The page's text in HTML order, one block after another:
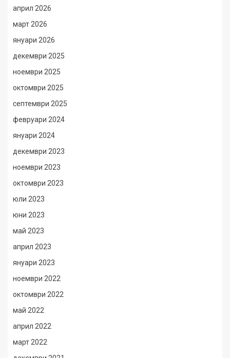
април 2026
март 2026
януари 2026
декември 2025
ноември 2025
октомври 2025
септември 2025
февруари 2024
януари 2024
декември 2023
ноември 2023
октомври 2023
юли 2023
юни 2023
май 2023
април 2023
януари 2023
ноември 2022
октомври 2022
май 2022
април 2022
март 2022